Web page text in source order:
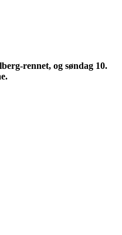
rennet, og søndag 10.